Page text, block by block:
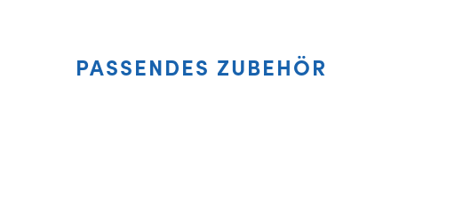
PASSENDES ZUBEHÖR